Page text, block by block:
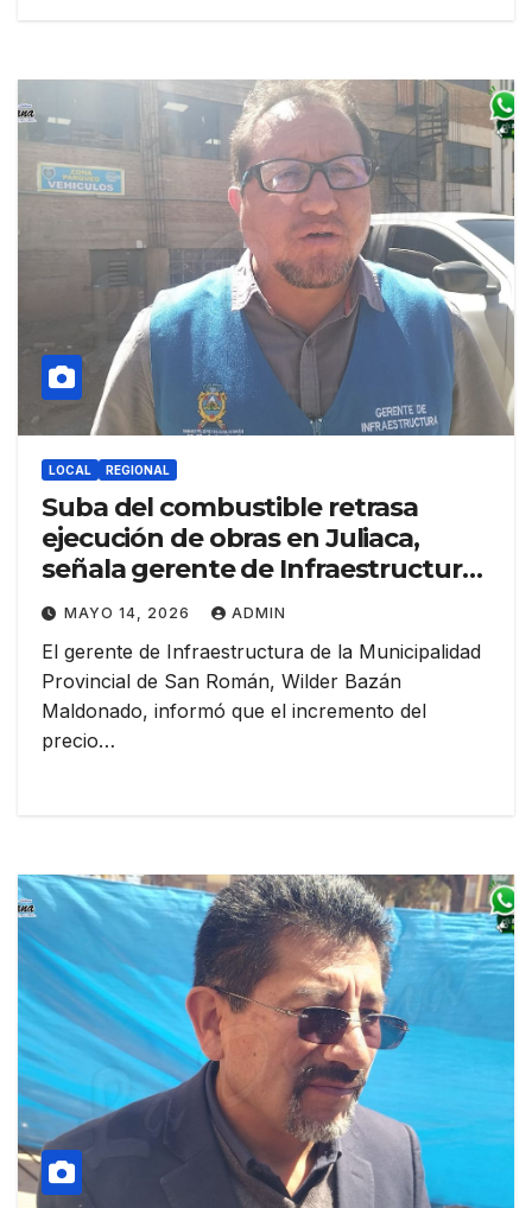
LOCAL REGIONAL
Suba del combustible retrasa
ejecución de obras en Juliaca,
señala gerente de Infraestructura
de San Román
MAYO 14, 2026 ADMIN
El gerente de Infraestructura de la Municipalidad
Provincial de San Román, Wilder Bazán
Maldonado, informó que el incremento del
precio…